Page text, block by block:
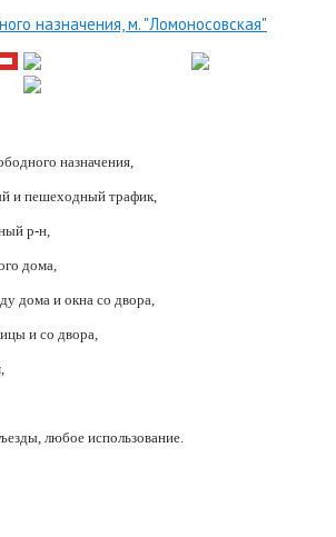
назначения,
и пешеходный трафик,
р-н,
дома,
дома и окна со двора,
и со двора,
любое использование.